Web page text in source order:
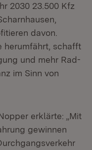
2030 23.500 Kfz
davon.
herumfährt, schafft
und mehr Rad-
im Sinn von
erklärte: „Mit
gewinnen